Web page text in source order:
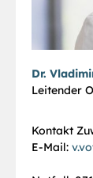
Dr.
Leitender
Kontakt
E-Mail: